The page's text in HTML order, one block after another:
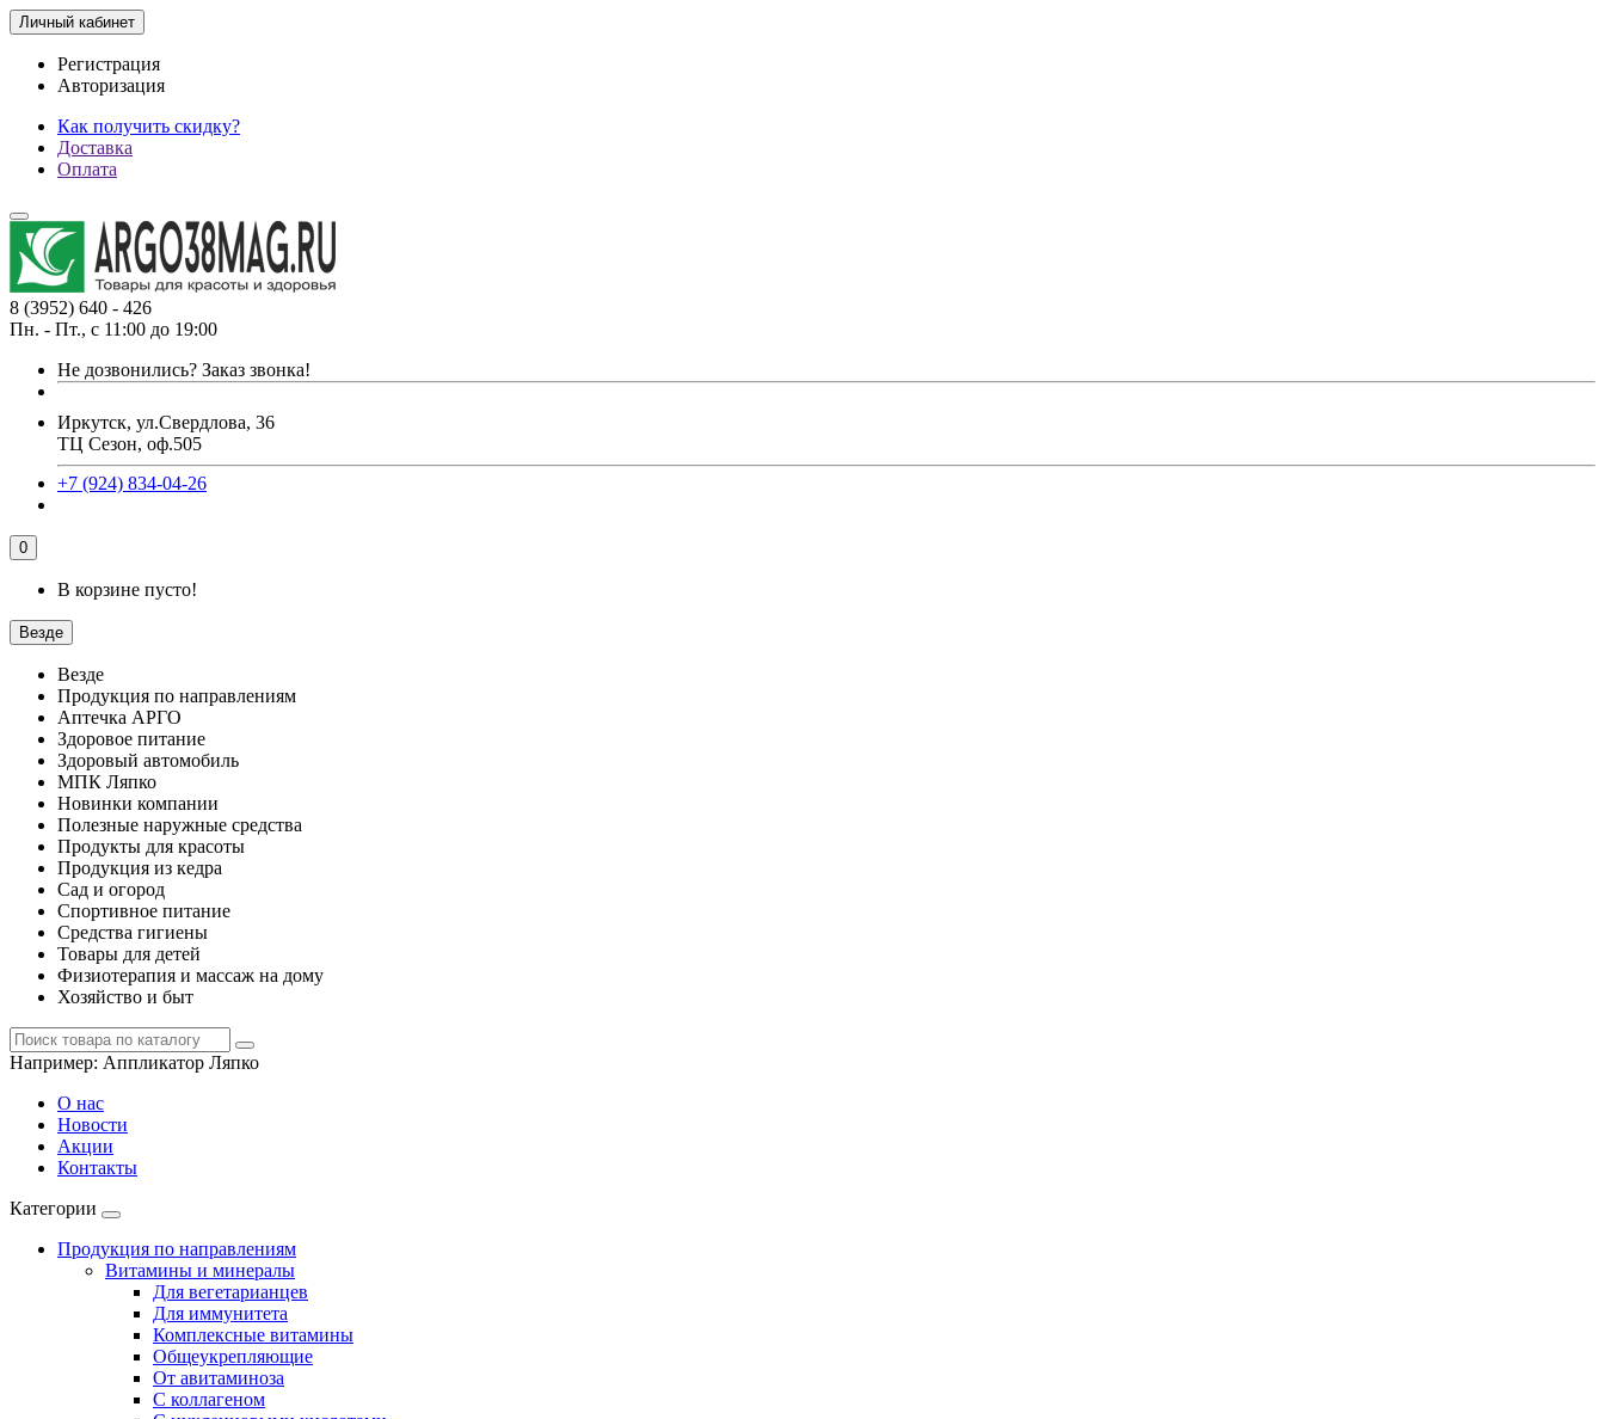
Личный кабинет
Регистрация
Авторизация
Как получить скидку?
Доставка
Оплата
8 (3952) 640 - 426
Пн. - Пт., с 11:00 до 19:00
Не дозвонились? Заказ звонка!
Иркутск, ул.Свердлова, 36
ТЦ Сезон, оф.505
+7 (924) 834-04-26
0
В корзине пусто!
Везде
Везде
Продукция по направлениям
Аптечка АРГО
Здоровое питание
Здоровый автомобиль
МПК Ляпко
Новинки компании
Полезные наружные средства
Продукты для красоты
Продукция из кедра
Сад и огород
Спортивное питание
Средства гигиены
Товары для детей
Физиотерапия и массаж на дому
Хозяйство и быт
Например: Аппликатор Ляпко
О нас
Новости
Акции
Контакты
Категории
Продукция по направлениям
Витамины и минералы
Для вегетарианцев
Для иммунитета
Комплексные витамины
Общеукрепляющие
От авитаминоза
С коллагеном